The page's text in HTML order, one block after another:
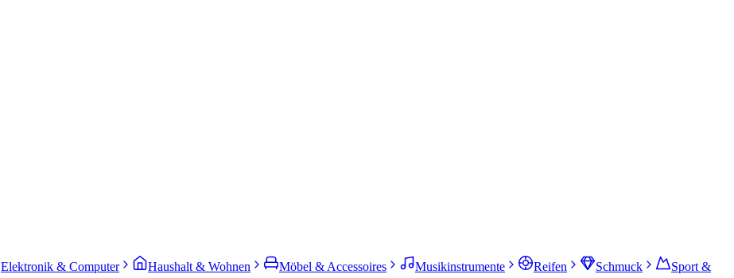
Elektronik & Computer Haushalt & Wohnen Möbel & Accessoires Musikinstrumente Reifen Schmuck
Sport &